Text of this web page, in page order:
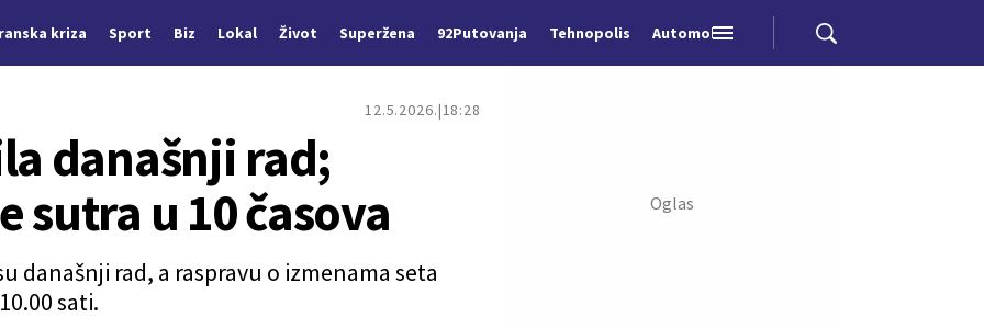
kriza Sport Biz Lokal Život Superžena 92Putovanja Tehnopolis Automobili
12.5.2026. 18:28
današnji rad;
sutra u 10 časova
današnji rad, a raspravu o izmenama seta
sati.